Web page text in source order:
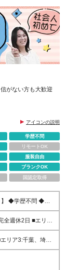
がない方も大歓迎
アイコンの説明
学歴不問
リモートOK
服装自由
ブランクOK
国認定取得
】 ◆学歴不問 ◆第
迎 ◆人柄重視の採
しています！ 学
能！】 日勤のみ
アにより給与が
給27万円～28万
週休2日 ■エリア
給32万円～45万円
リア4,5:月給30万
2カ月(同条件) ※残
リア3:千葉、埼
賀、京都、広島、
、茨城、栃木、群
、静岡、三重、奈